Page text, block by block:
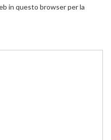
in questo browser per la